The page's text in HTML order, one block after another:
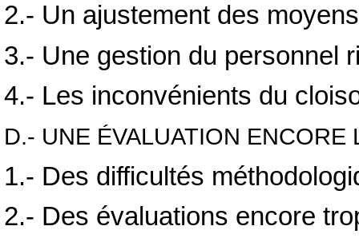
2.- Un ajustement des
3.- Une gestion du personnel
4.- Les inconvénients du
D.- UNE ÉVALUATION ENCORE
1.- Des difficultés
2.- Des évaluations encore